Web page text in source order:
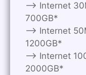
—> Internet
700GB*
—> Internet
1200GB*
—> Internet
2000GB*